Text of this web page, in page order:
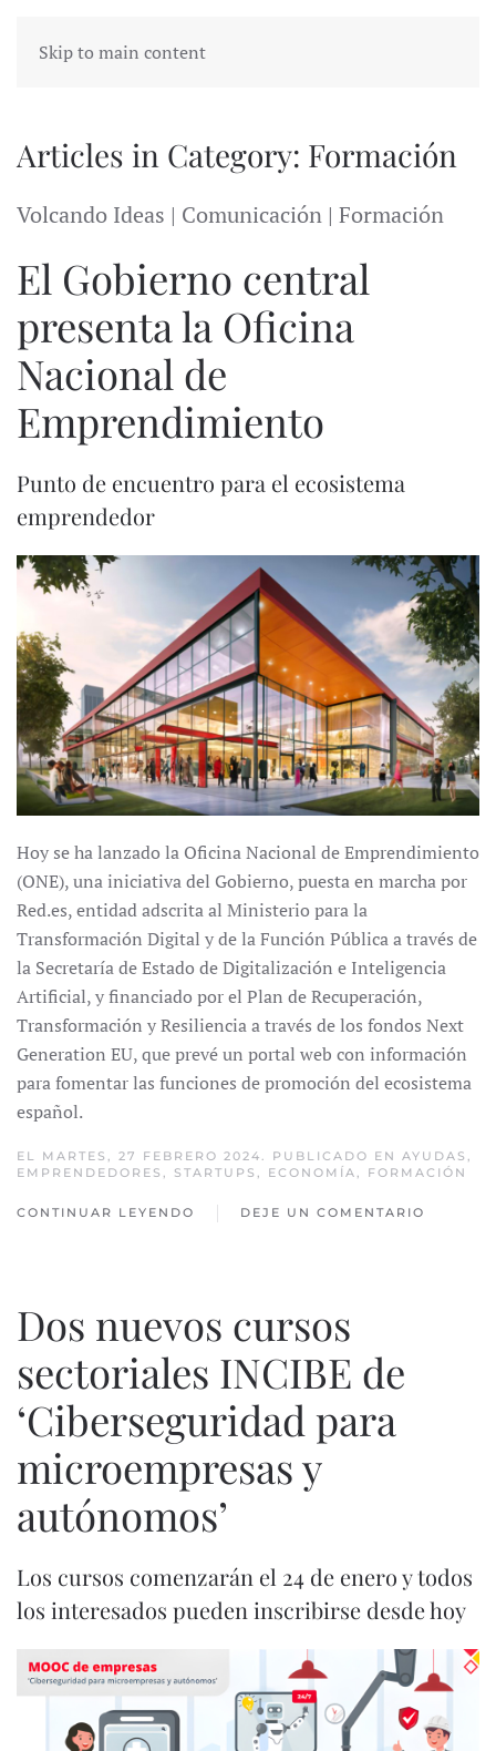
Skip to main content
Articles in Category: Formación
Volcando Ideas | Comunicación | Formación
El Gobierno central
presenta la Oficina
Nacional de
Emprendimiento
Punto de encuentro para el ecosistema
emprendedor
Hoy se ha lanzado la Oficina Nacional de Emprendimiento
(ONE), una iniciativa del Gobierno, puesta en marcha por
Red.es, entidad adscrita al Ministerio para la
Transformación Digital y de la Función Pública a través de
la Secretaría de Estado de Digitalización e Inteligencia
Artificial, y financiado por el Plan de Recuperación,
Transformación y Resiliencia a través de los fondos Next
Generation EU, que prevé un portal web con información
para fomentar las funciones de promoción del ecosistema
español.
EL MARTES, 27 FEBRERO 2024. PUBLICADO EN AYUDAS ,
EMPRENDEDORES , STARTUPS , ECONOMÍA, FORMACIÓN
CONTINUAR LEYENDO DEJE UN COMENTARIO
Dos nuevos cursos
sectoriales INCIBE de
‘Ciberseguridad para
microempresas y
autónomos’
Los cursos comenzarán el 24 de enero y todos
los interesados pueden inscribirse desde hoy